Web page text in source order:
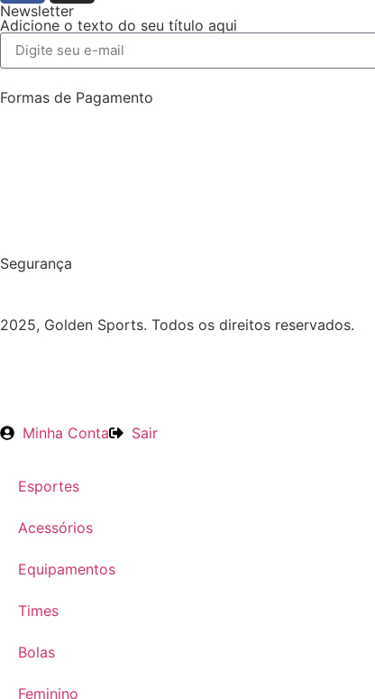
Newsletter
Adicione o texto do seu título aqui
Formas de Pagamento
Segurança
2025, Golden Sports. Todos os direitos reservados.
Minha Conta Sair
Esportes
Acessórios
Equipamentos
Times
Bolas
Feminino